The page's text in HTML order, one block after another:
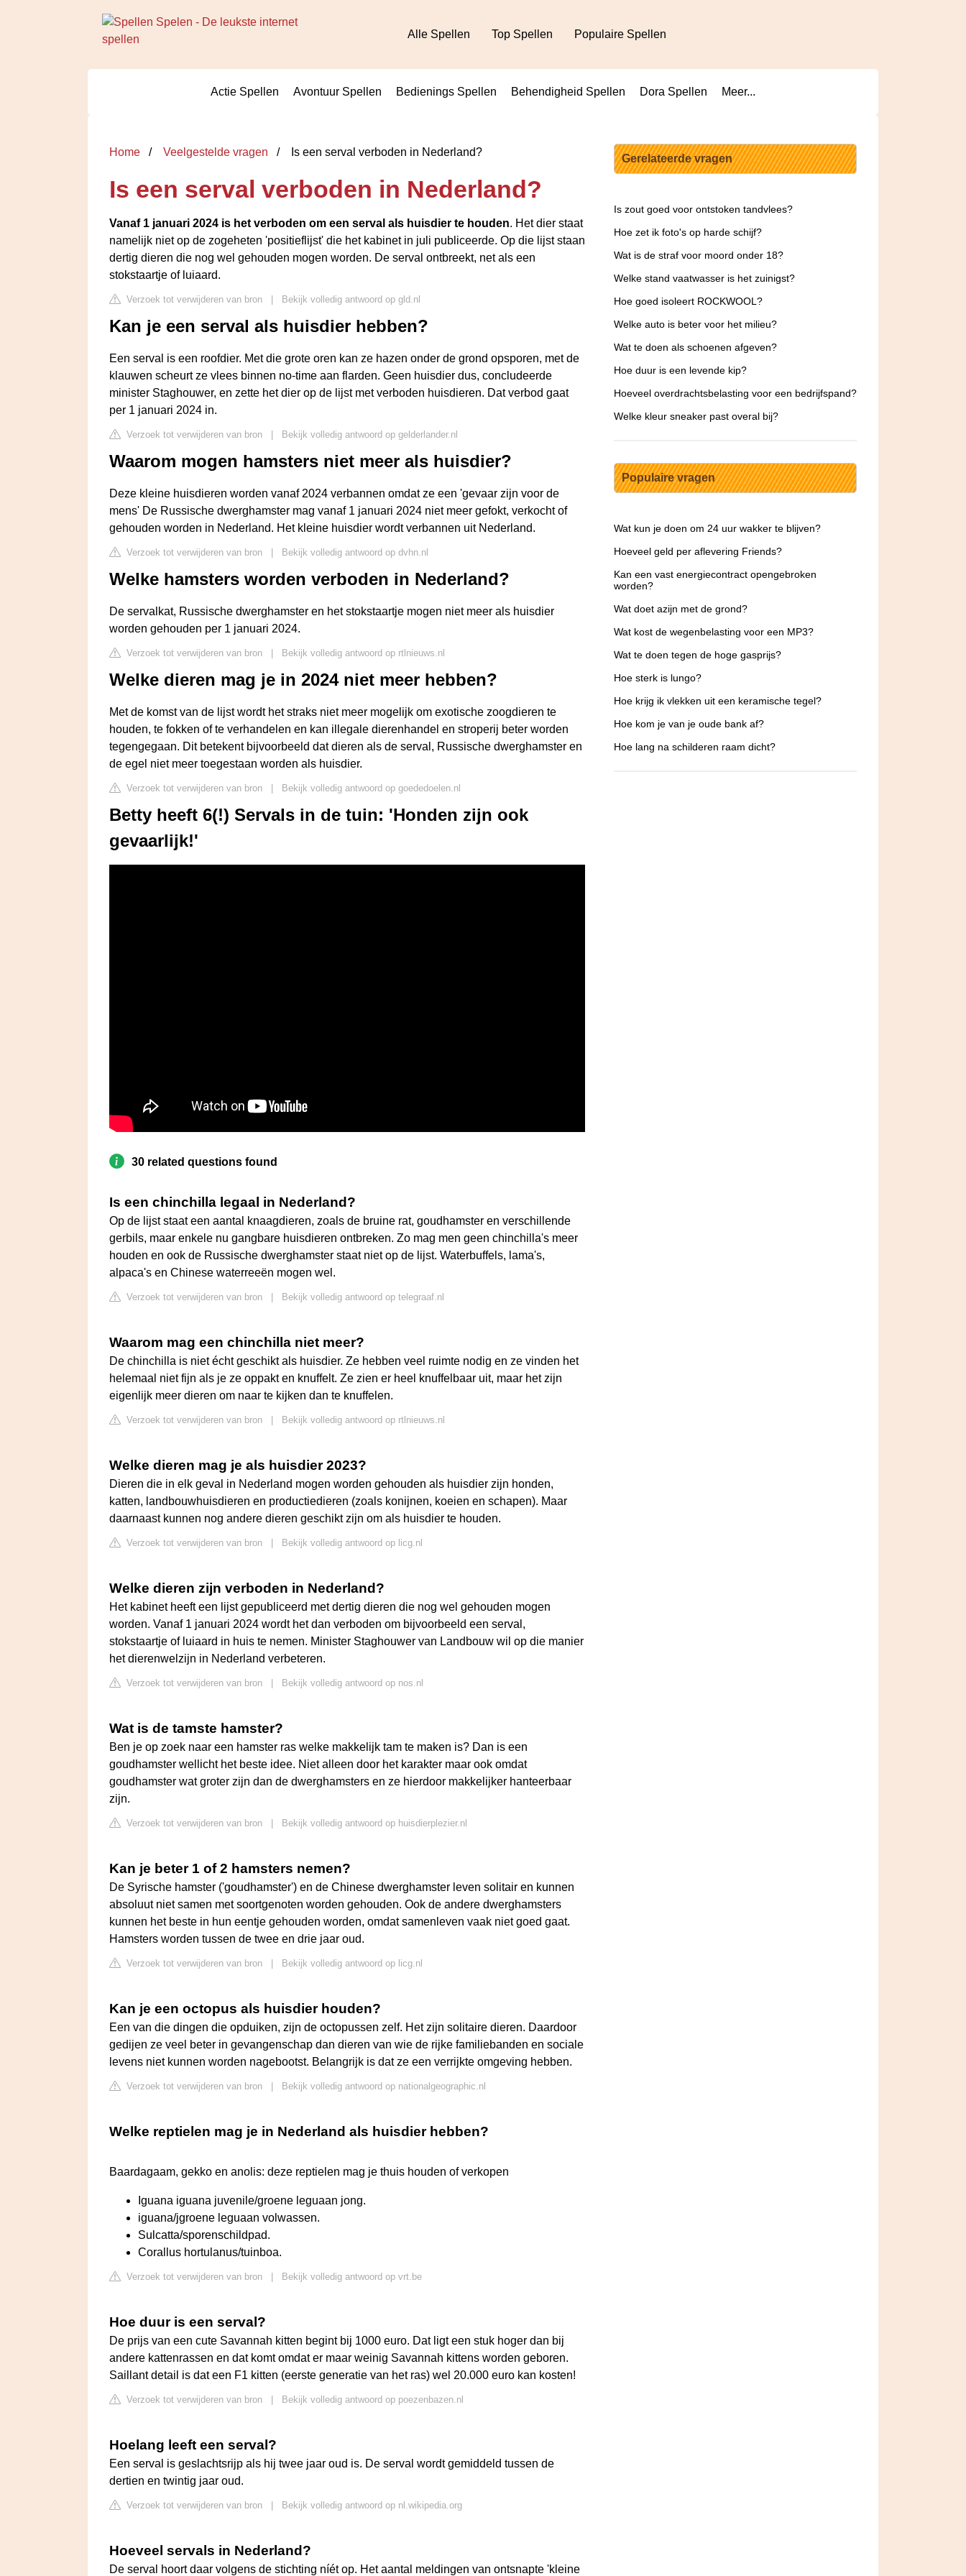
Alle Spellen Top Spellen Populaire Spellen
Actie Spellen Avontuur Spellen Bedienings Spellen Behendigheid Spellen Dora Spellen Meer...
Home Veelgestelde vragen Is een serval verboden in Nederland?
Is een serval verboden in Nederland?
Vanaf 1 januari 2024 is het verboden om een serval als huisdier te houden. Het dier staat
namelijk niet op de zogeheten 'positieflijst' die het kabinet in juli publiceerde. Op die lijst staan
dertig dieren die nog wel gehouden mogen worden. De serval ontbreekt, net als een
stokstaartje of luiaard.
Verzoek tot verwijderen van bron Bekijk volledig antwoord op gld.nl
Kan je een serval als huisdier hebben?
Een serval is een roofdier. Met die grote oren kan ze hazen onder de grond opsporen, met de
klauwen scheurt ze vlees binnen no-time aan flarden. Geen huisdier dus, concludeerde
minister Staghouwer, en zette het dier op de lijst met verboden huisdieren. Dat verbod gaat
per 1 januari 2024 in.
Verzoek tot verwijderen van bron Bekijk volledig antwoord op gelderlander.nl
Waarom mogen hamsters niet meer als huisdier?
Deze kleine huisdieren worden vanaf 2024 verbannen omdat ze een 'gevaar zijn voor de
mens' De Russische dwerghamster mag vanaf 1 januari 2024 niet meer gefokt, verkocht of
gehouden worden in Nederland. Het kleine huisdier wordt verbannen uit Nederland.
Verzoek tot verwijderen van bron Bekijk volledig antwoord op dvhn.nl
Welke hamsters worden verboden in Nederland?
De servalkat, Russische dwerghamster en het stokstaartje mogen niet meer als huisdier
worden gehouden per 1 januari 2024.
Verzoek tot verwijderen van bron Bekijk volledig antwoord op rtlnieuws.nl
Welke dieren mag je in 2024 niet meer hebben?
Met de komst van de lijst wordt het straks niet meer mogelijk om exotische zoogdieren te
houden, te fokken of te verhandelen en kan illegale dierenhandel en stroperij beter worden
tegengegaan. Dit betekent bijvoorbeeld dat dieren als de serval, Russische dwerghamster en
de egel niet meer toegestaan worden als huisdier.
Verzoek tot verwijderen van bron Bekijk volledig antwoord op goededoelen.nl
Betty heeft 6(!) Servals in de tuin: 'Honden zijn ook
gevaarlijk!'
30 related questions found
Is een chinchilla legaal in Nederland?
Op de lijst staat een aantal knaagdieren, zoals de bruine rat, goudhamster en verschillende
gerbils, maar enkele nu gangbare huisdieren ontbreken. Zo mag men geen chinchilla's meer
houden en ook de Russische dwerghamster staat niet op de lijst. Waterbuffels, lama's,
alpaca's en Chinese waterreeën mogen wel.
Verzoek tot verwijderen van bron Bekijk volledig antwoord op telegraaf.nl
Waarom mag een chinchilla niet meer?
De chinchilla is niet écht geschikt als huisdier. Ze hebben veel ruimte nodig en ze vinden het
helemaal niet fijn als je ze oppakt en knuffelt. Ze zien er heel knuffelbaar uit, maar het zijn
eigenlijk meer dieren om naar te kijken dan te knuffelen.
Verzoek tot verwijderen van bron Bekijk volledig antwoord op rtlnieuws.nl
Welke dieren mag je als huisdier 2023?
Dieren die in elk geval in Nederland mogen worden gehouden als huisdier zijn honden,
katten, landbouwhuisdieren en productiedieren (zoals konijnen, koeien en schapen). Maar
daarnaast kunnen nog andere dieren geschikt zijn om als huisdier te houden.
Verzoek tot verwijderen van bron Bekijk volledig antwoord op licg.nl
Welke dieren zijn verboden in Nederland?
Het kabinet heeft een lijst gepubliceerd met dertig dieren die nog wel gehouden mogen
worden. Vanaf 1 januari 2024 wordt het dan verboden om bijvoorbeeld een serval,
stokstaartje of luiaard in huis te nemen. Minister Staghouwer van Landbouw wil op die manier
het dierenwelzijn in Nederland verbeteren.
Verzoek tot verwijderen van bron Bekijk volledig antwoord op nos.nl
Wat is de tamste hamster?
Ben je op zoek naar een hamster ras welke makkelijk tam te maken is? Dan is een
goudhamster wellicht het beste idee. Niet alleen door het karakter maar ook omdat
goudhamster wat groter zijn dan de dwerghamsters en ze hierdoor makkelijker hanteerbaar
zijn.
Verzoek tot verwijderen van bron Bekijk volledig antwoord op huisdierplezier.nl
Kan je beter 1 of 2 hamsters nemen?
De Syrische hamster ('goudhamster') en de Chinese dwerghamster leven solitair en kunnen
absoluut niet samen met soortgenoten worden gehouden. Ook de andere dwerghamsters
kunnen het beste in hun eentje gehouden worden, omdat samenleven vaak niet goed gaat.
Hamsters worden tussen de twee en drie jaar oud.
Verzoek tot verwijderen van bron Bekijk volledig antwoord op licg.nl
Kan je een octopus als huisdier houden?
Een van die dingen die opduiken, zijn de octopussen zelf. Het zijn solitaire dieren. Daardoor
gedijen ze veel beter in gevangenschap dan dieren van wie de rijke familiebanden en sociale
levens niet kunnen worden nagebootst. Belangrijk is dat ze een verrijkte omgeving hebben.
Verzoek tot verwijderen van bron Bekijk volledig antwoord op nationalgeographic.nl
Welke reptielen mag je in Nederland als huisdier hebben?
Baardagaam, gekko en anolis: deze reptielen mag je thuis houden of verkopen
Iguana iguana juvenile/groene leguaan jong.
iguana/jgroene leguaan volwassen.
Sulcatta/sporenschildpad.
Corallus hortulanus/tuinboa.
Verzoek tot verwijderen van bron Bekijk volledig antwoord op vrt.be
Hoe duur is een serval?
De prijs van een cute Savannah kitten begint bij 1000 euro. Dat ligt een stuk hoger dan bij
andere kattenrassen en dat komt omdat er maar weinig Savannah kittens worden geboren.
Saillant detail is dat een F1 kitten (eerste generatie van het ras) wel 20.000 euro kan kosten!
Verzoek tot verwijderen van bron Bekijk volledig antwoord op poezenbazen.nl
Hoelang leeft een serval?
Een serval is geslachtsrijp als hij twee jaar oud is. De serval wordt gemiddeld tussen de
dertien en twintig jaar oud.
Verzoek tot verwijderen van bron Bekijk volledig antwoord op nl.wikipedia.org
Hoeveel servals in Nederland?
De serval hoort daar volgens de stichting níét op. Het aantal meldingen van ontsnapte 'kleine
Gerelateerde vragen
Is zout goed voor ontstoken tandvlees?
Hoe zet ik foto's op harde schijf?
Wat is de straf voor moord onder 18?
Welke stand vaatwasser is het zuinigst?
Hoe goed isoleert ROCKWOOL?
Welke auto is beter voor het milieu?
Wat te doen als schoenen afgeven?
Hoe duur is een levende kip?
Hoeveel overdrachtsbelasting voor een bedrijfspand?
Welke kleur sneaker past overal bij?
Populaire vragen
Wat kun je doen om 24 uur wakker te blijven?
Hoeveel geld per aflevering Friends?
Kan een vast energiecontract opengebroken
worden?
Wat doet azijn met de grond?
Wat kost de wegenbelasting voor een MP3?
Wat te doen tegen de hoge gasprijs?
Hoe sterk is lungo?
Hoe krijg ik vlekken uit een keramische tegel?
Hoe kom je van je oude bank af?
Hoe lang na schilderen raam dicht?